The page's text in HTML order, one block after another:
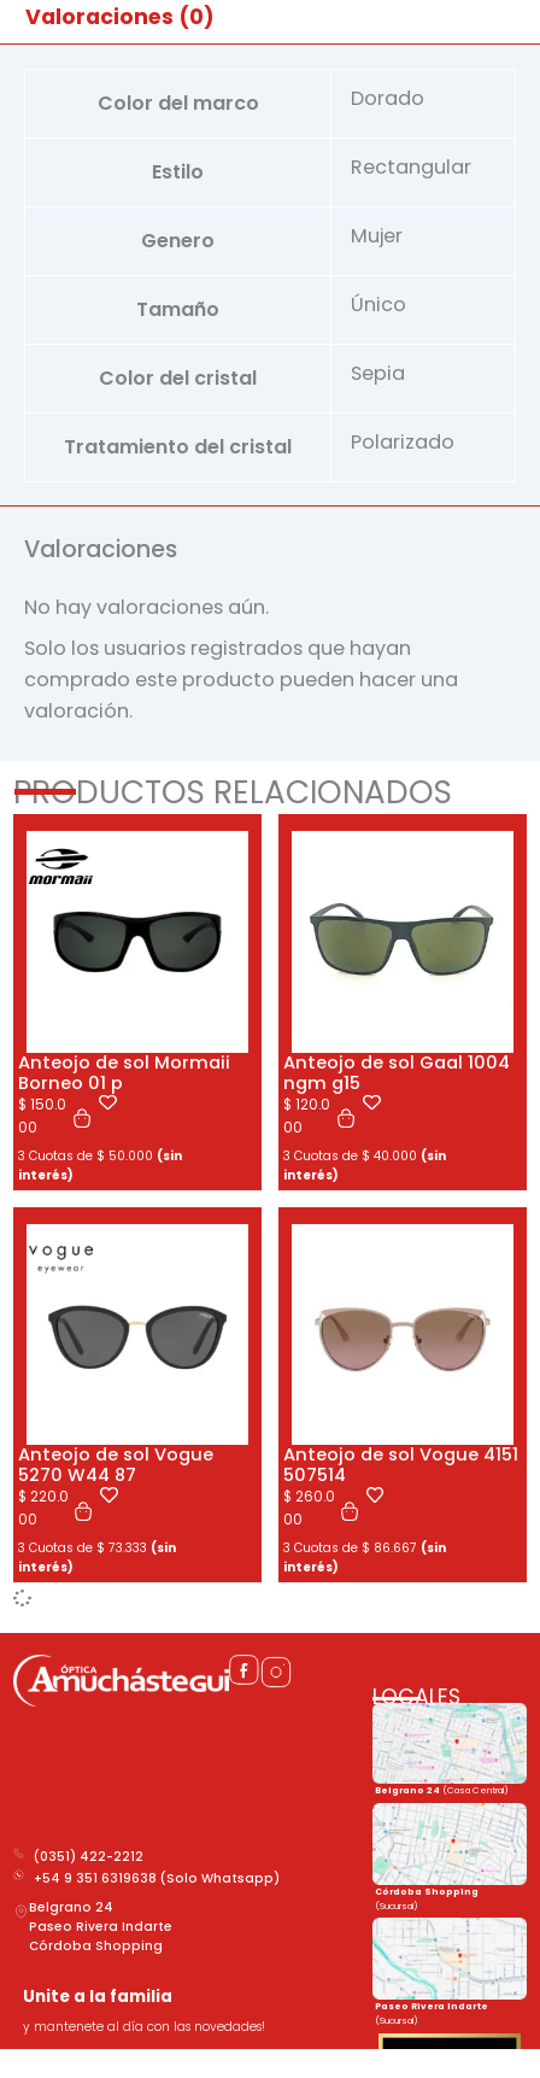
Valoraciones (0)
Color del marco Dorado
Estilo Rectangular
Genero Mujer
Tamaño Único
Color del cristal Sepia
Tratamiento del cristal Polarizado
Valoraciones
No hay valoraciones aún.
Solo los usuarios registrados que hayan
comprado este producto pueden hacer una
valoración.
PRODUCTOS RELACIONADOS
Anteojo de sol Mormaii
Borneo 01 p
$ 150.0
00
3 Cuotas de $ 50.000 (sin
interés)
Anteojo de sol Gaal 1004
ngm g15
$ 120.0
00
3 Cuotas de $ 40.000 (sin
interés)
Anteojo de sol Vogue
5270 W44 87
$ 220.0
00
3 Cuotas de $ 73.333 (sin
interés)
Anteojo de sol Vogue 4151
507514
$ 260.0
00
3 Cuotas de $ 86.667 (sin
interés)
(0351) 422-2212
+54 9 351 6319638 (Solo Whatsapp)
Belgrano 24
Paseo Rivera Indarte
Córdoba Shopping
Unite a la familia
y mantenete al día con las novedades!
LOCALES
Belgrano 24 (Casa Central)
Córdoba Shopping
(Sucursal)
Paseo Rivera Indarte
(Sucursal)